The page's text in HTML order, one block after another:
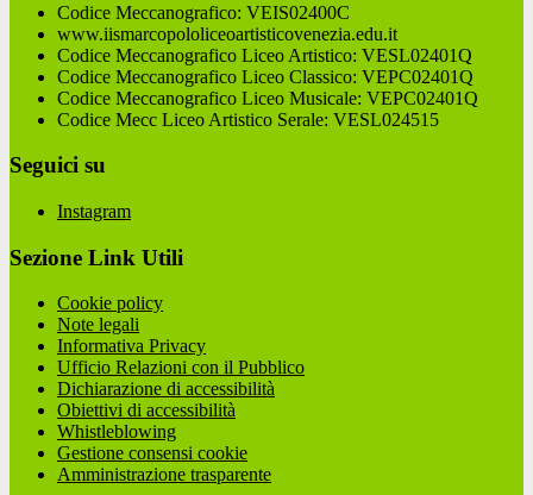
Codice Meccanografico: VEIS02400C
www.iismarcopololiceoartisticovenezia.edu.it
Codice Meccanografico Liceo Artistico: VESL02401Q
Codice Meccanografico Liceo Classico: VEPC02401Q
Codice Meccanografico Liceo Musicale: VEPC02401Q
Codice Mecc Liceo Artistico Serale: VESL024515
Seguici su
Instagram
Sezione Link Utili
Cookie policy
Note legali
Informativa Privacy
Ufficio Relazioni con il Pubblico
Dichiarazione di accessibilità
Obiettivi di accessibilità
Whistleblowing
Gestione consensi cookie
Amministrazione trasparente